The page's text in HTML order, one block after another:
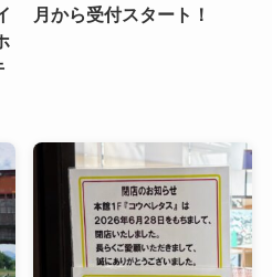
月から受付スタート！